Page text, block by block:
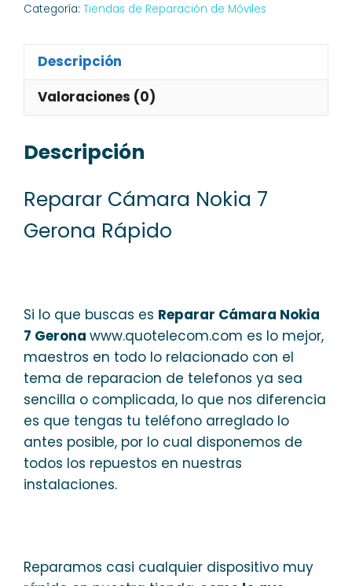
Categoría: Tiendas de Reparación de Móviles
Descripción
Valoraciones (0)
Descripción
Reparar Cámara Nokia 7
Gerona Rápido
Si lo que buscas es Reparar Cámara Nokia
7 Gerona www.quotelecom.com es lo mejor,
maestros en todo lo relacionado con el
tema de reparacion de telefonos ya sea
sencilla o complicada, lo que nos diferencia
es que tengas tu teléfono arreglado lo
antes posible, por lo cual disponemos de
todos los repuestos en nuestras
instalaciones.
Reparamos casi cualquier dispositivo muy